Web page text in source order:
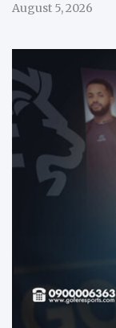
August 5, 2026